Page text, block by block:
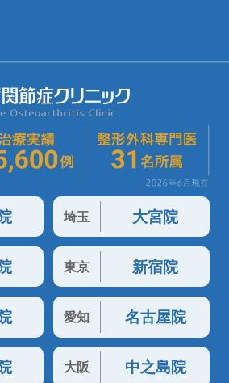
埼玉 大宮院
東京 新宿院
愛知 名古屋院
大阪 中之島院